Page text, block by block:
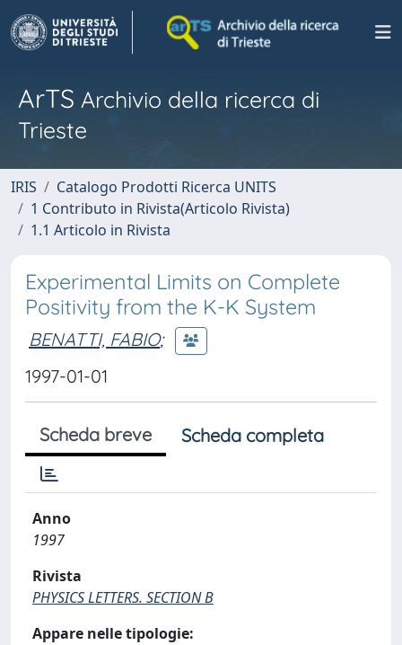
ArTS Archivio della ricerca di
Trieste
IRIS
Catalogo Prodotti Ricerca UNITS
1 Contributo in Rivista(Articolo Rivista)
1.1 Articolo in Rivista
Experimental Limits on Complete
Positivity from the K-K System
BENATTI, FABIO;
1997-01-01
Scheda breve Scheda completa
Anno
1997
Rivista
PHYSICS LETTERS. SECTION B
Appare nelle tipologie: